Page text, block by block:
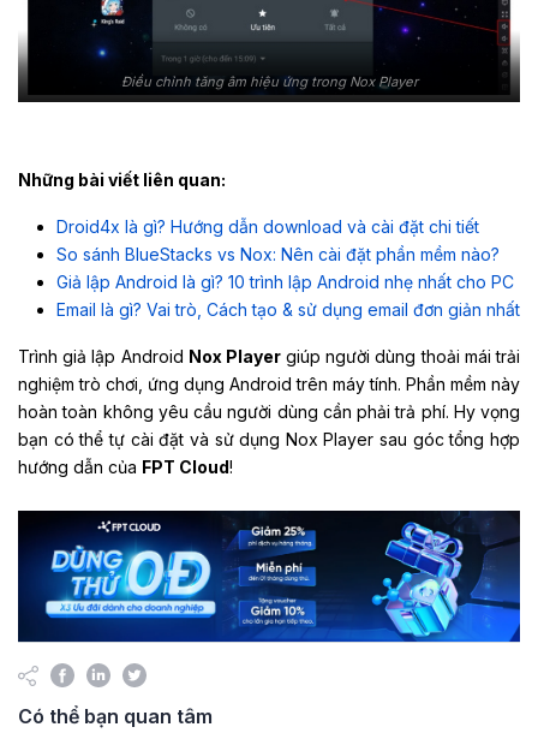
Điều chỉnh tăng âm hiệu ứng trong Nox Player
Những bài viết liên quan:
Droid4x là gì? Hướng dẫn download và cài đặt chi tiết
So sánh BlueStacks vs Nox: Nên cài đặt phần mềm nào?
Giả lập Android là gì? 10 trình lập Android nhẹ nhất cho PC
Email là gì? Vai trò, Cách tạo & sử dụng email đơn giản nhất
Trình giả lập Android Nox Playergiúp người dùng thoải mái trải
nghiệm trò chơi, ứng dụng Android trên máy tính. Phần mềm này
hoàn toàn không yêu cầu người dùng cần phải trả phí. Hy vọng
bạn có thể tự cài đặt và sử dụng Nox Player sau góc tổng hợp
hướng dẫn của FPT Cloud!
Có thể bạn quan tâm